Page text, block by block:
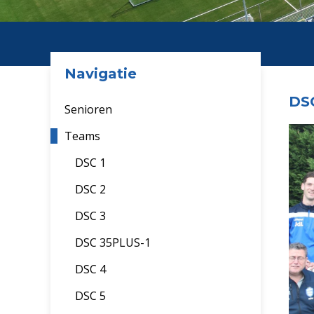
Navigatie
Senioren
Teams
DSC 1
DSC 2
DSC 3
DSC 35PLUS-1
DSC 4
DSC 5